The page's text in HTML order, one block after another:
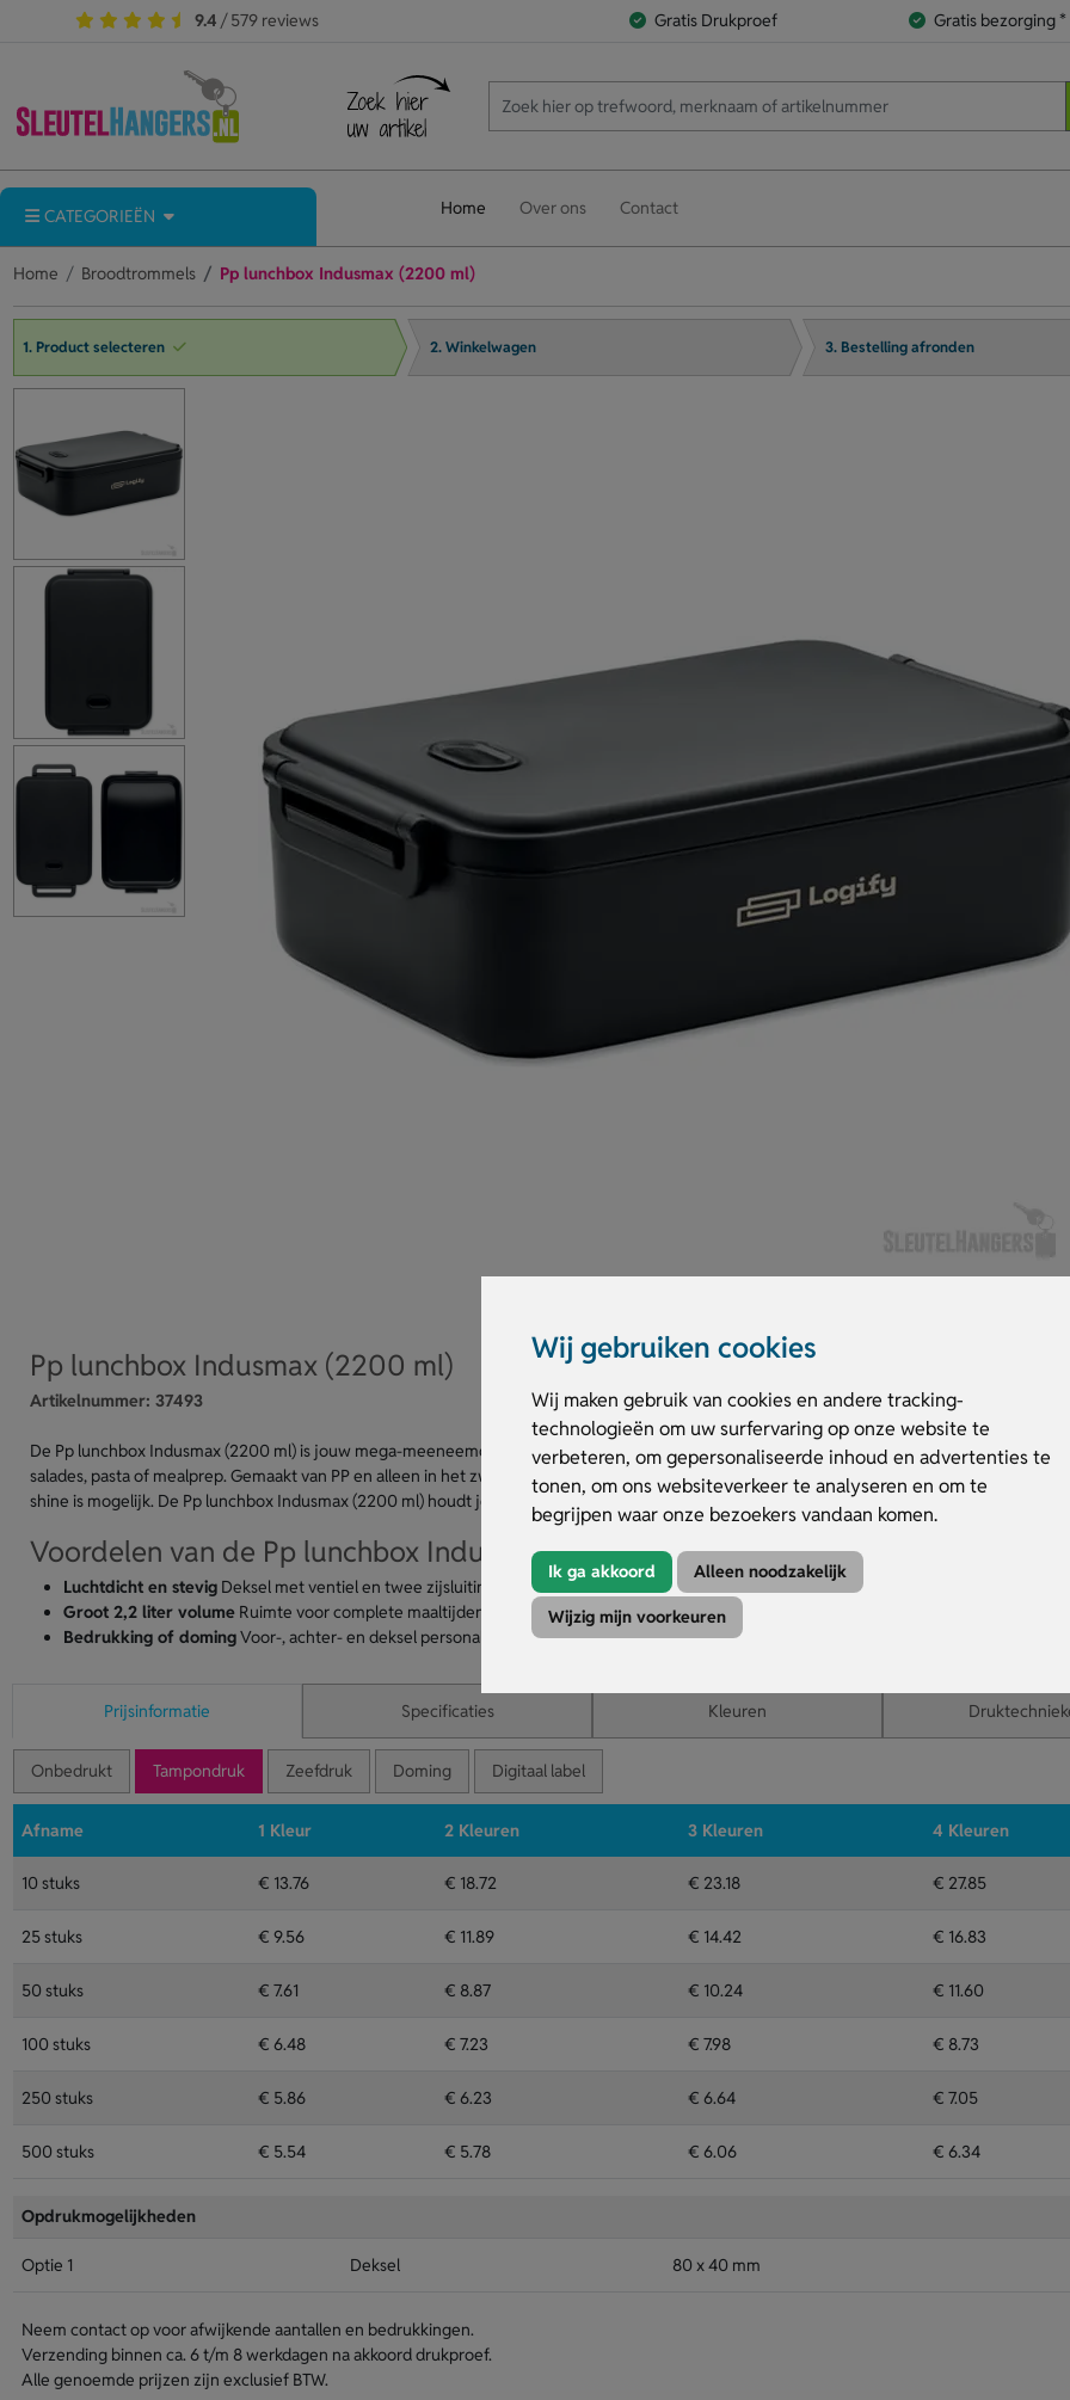
Wij gebruiken cookies
Wij maken gebruik van cookies en andere tracking-
technologieën om uw surfervaring op onze website te
verbeteren, om gepersonaliseerde inhoud en advertenties te
tonen, om ons websiteverkeer te analyseren en om te
begrijpen waar onze bezoekers vandaan komen.
Ik ga akkoord Alleen noodzakelijk
Wijzig mijn voorkeuren
9.4 / 579 reviews Gratis Drukproef Gratis bezorging *
CATEGORIEËN Home Over ons Contact
Home Broodtrommels Pp lunchbox Indusmax (2200 ml)
1. Product selecteren 2. Winkelwagen 3. Bestelling afronden
Pp lunchbox Indusmax (2200 ml)
Artikelnummer: 37493
De Pp lunchbox Indusmax (2200 ml) is jouw mega-meeneemdoos. Luchtdicht deksel met siliconen ventiel en twee zijsluitingen. Ruim 2,2
salades, pasta of mealprep. Gemaakt van PP en alleen in het zwart. Personaliseer de voor- en achterkant én deksel met jouw design. Doming
shine is mogelijk. De Pp lunchbox Indusmax (2200 ml) houdt je lunch vers en je merk zichtbaar. Bestel of vraag een prijs op.
Voordelen van de Pp lunchbox Indusmax (2200 ml)
Luchtdicht en stevigDeksel met ventiel en twee zijsluitingen tegen lekken.
Groot 2,2 liter volumeRuimte voor complete maaltijden en mealprep.
Bedrukking of domingVoor-, achter- en deksel personaliseren; doming = glanzende 3D-harslaag.
Prijsinformatie Specificaties Kleuren
Onbedrukt Tampondruk Zeefdruk Doming Digitaal label
Afname 1 Kleur 2 Kleuren 3 Kleuren 4 Kleuren
10 stuks € 13.76 € 18.72 € 23.18 € 27.85
25 stuks € 9.56 € 11.89 € 14.42 € 16.83
50 stuks € 7.61 € 8.87 € 10.24 € 11.60
100 stuks € 6.48 € 7.23 € 7.98 € 8.73
250 stuks € 5.86 € 6.23 € 6.64 € 7.05
500 stuks € 5.54 € 5.78 € 6.06 € 6.34
Opdrukmogelijkheden
Optie 1 Deksel 80 x 40 mm
Neem contact op voor afwijkende aantallen en bedrukkingen.
Verzending binnen ca. 6 t/m 8 werkdagen na akkoord drukproef.
Alle genoemde prijzen zijn exclusief BTW.